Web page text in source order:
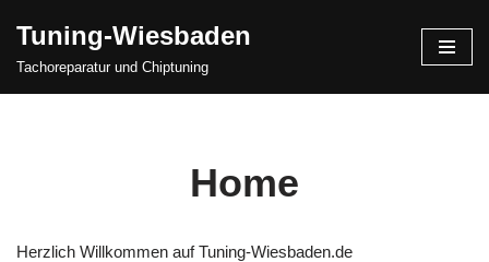
Zum
Tuning-Wiesbaden
Tachoreparatur und Chiptuning
Home
Herzlich Willkommen auf Tuning-Wiesbaden.de